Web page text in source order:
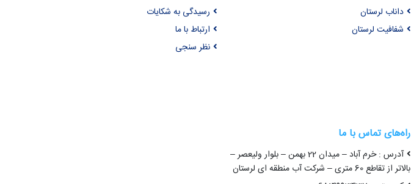
داناب لرستان
شفافیت لرستان
رسیدگی به شکایات
ارتباط با ما
نظر سنجی
راه‌های تماس با ما
آدرس : خرم آباد – میدان 22 بهمن – بلوار ولیعصر –
بالاتر از تقاطع 60 متری – شرکت آب منطقه ای لرستان